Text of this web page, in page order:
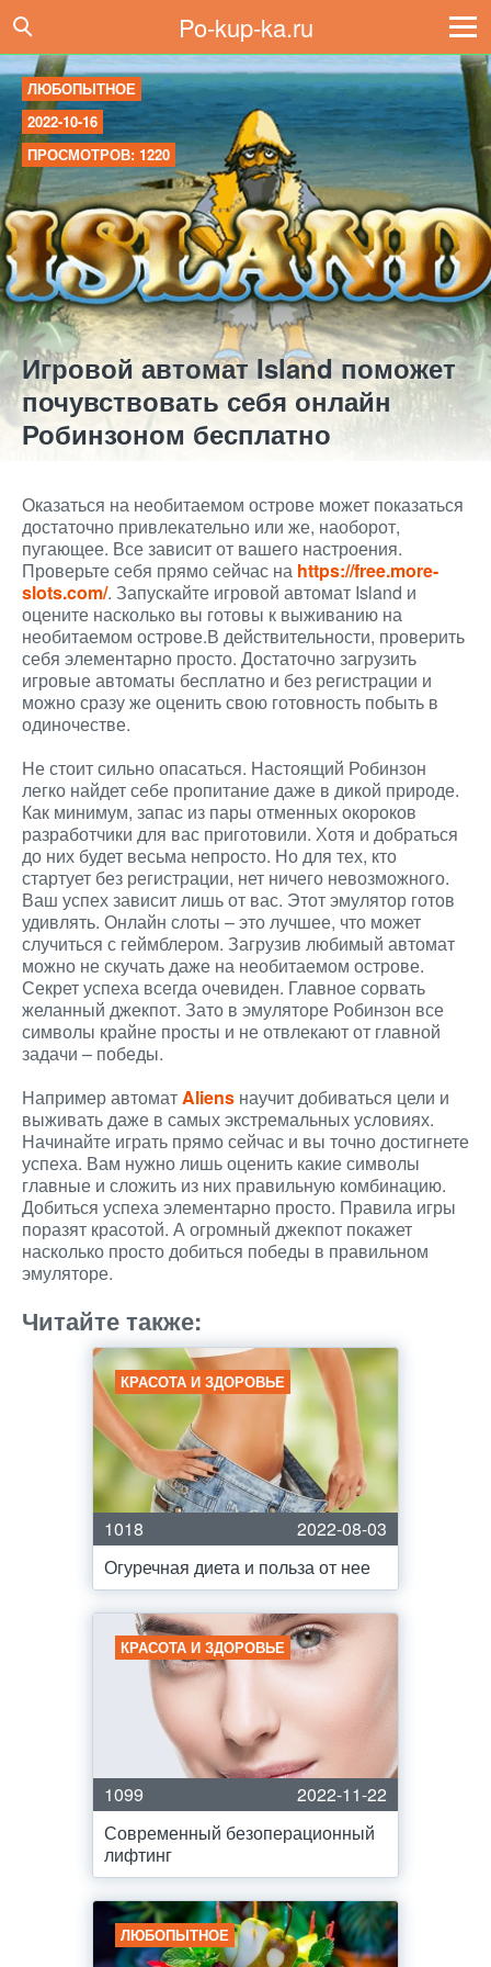
Po-kup-ka.ru
ЛЮБОПЫТНОЕ
2022-10-16
ПРОСМОТРОВ: 1220
Игровой автомат Island поможет
почувствовать себя онлайн
Робинзоном бесплатно
Оказаться на необитаемом острове может показаться
достаточно привлекательно или же, наоборот,
пугающее. Все зависит от вашего настроения.
Проверьте себя прямо сейчас на https://free.more-
slots.com/. Запускайте игровой автомат Island и
оцените насколько вы готовы к выживанию на
необитаемом острове.В действительности, проверить
себя элементарно просто. Достаточно загрузить
игровые автоматы бесплатно и без регистрации и
можно сразу же оценить свою готовность побыть в
одиночестве.
Не стоит сильно опасаться. Настоящий Робинзон
легко найдет себе пропитание даже в дикой природе.
Как минимум, запас из пары отменных окороков
разработчики для вас приготовили. Хотя и добраться
до них будет весьма непросто. Но для тех, кто
стартует без регистрации, нет ничего невозможного.
Ваш успех зависит лишь от вас. Этот эмулятор готов
удивлять. Онлайн слоты – это лучшее, что может
случиться с геймблером. Загрузив любимый автомат
можно не скучать даже на необитаемом острове.
Секрет успеха всегда очевиден. Главное сорвать
желанный джекпот. Зато в эмуляторе Робинзон все
символы крайне просты и не отвлекают от главной
задачи – победы.
Например автоматAliens научит добиваться цели и
выживать даже в самых экстремальных условиях.
Начинайте играть прямо сейчас и вы точно достигнете
успеха. Вам нужно лишь оценить какие символы
главные и сложить из них правильную комбинацию.
Добиться успеха элементарно просто. Правила игры
поразят красотой. А огромный джекпот покажет
насколько просто добиться победы в правильном
эмуляторе.
Читайте также:
КРАСОТА И ЗДОРОВЬЕ
1018
2022-08-03
Огуречная диета и польза от нее
КРАСОТА И ЗДОРОВЬЕ
1099
2022-11-22
Современный безоперационный
лифтинг
ЛЮБОПЫТНОЕ